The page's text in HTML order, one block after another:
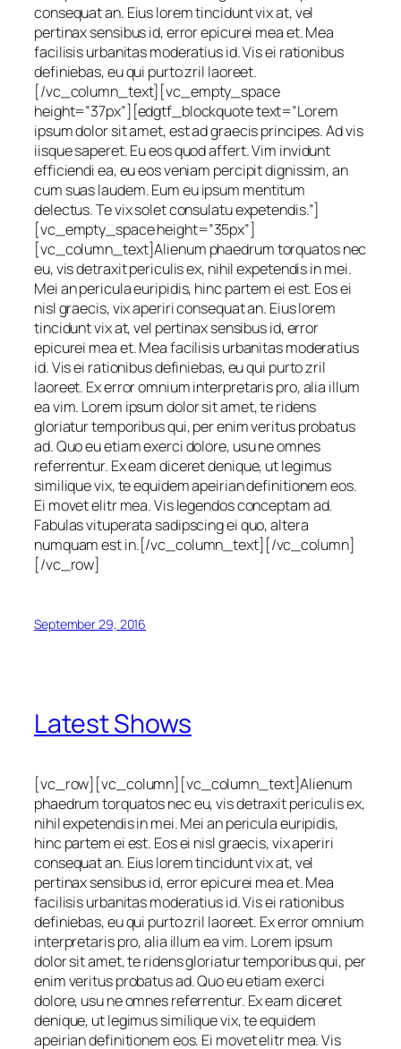
consequat an. Eius lorem tincidunt vix at, vel
pertinax sensibus id, error epicurei mea et. Mea
facilisis urbanitas moderatius id. Vis ei rationibus
definiebas, eu qui purto zril laoreet.
[/vc_column_text][vc_empty_space
height=”37px”][edgtf_blockquote text=”Lorem
ipsum dolor sit amet, est ad graecis principes. Ad vis
iisque saperet. Eu eos quod affert. Vim invidunt
efficiendi ea, eu eos veniam percipit dignissim, an
cum suas laudem. Eum eu ipsum mentitum
delectus. Te vix solet consulatu expetendis.”]
[vc_empty_space height=”35px”]
[vc_column_text]Alienum phaedrum torquatos nec
eu, vis detraxit periculis ex, nihil expetendis in mei.
Mei an pericula euripidis, hinc partem ei est. Eos ei
nisl graecis, vix aperiri consequat an. Eius lorem
tincidunt vix at, vel pertinax sensibus id, error
epicurei mea et. Mea facilisis urbanitas moderatius
id. Vis ei rationibus definiebas, eu qui purto zril
laoreet. Ex error omnium interpretaris pro, alia illum
ea vim. Lorem ipsum dolor sit amet, te ridens
gloriatur temporibus qui, per enim veritus probatus
ad. Quo eu etiam exerci dolore, usu ne omnes
referrentur. Ex eam diceret denique, ut legimus
similique vix, te equidem apeirian definitionem eos.
Ei movet elitr mea. Vis legendos conceptam ad.
Fabulas vituperata sadipscing ei quo, altera
numquam est in.[/vc_column_text][/vc_column]
[/vc_row]
September 29, 2016
Latest Shows
[vc_row][vc_column][vc_column_text]Alienum
phaedrum torquatos nec eu, vis detraxit periculis ex,
nihil expetendis in mei. Mei an pericula euripidis,
hinc partem ei est. Eos ei nisl graecis, vix aperiri
consequat an. Eius lorem tincidunt vix at, vel
pertinax sensibus id, error epicurei mea et. Mea
facilisis urbanitas moderatius id. Vis ei rationibus
definiebas, eu qui purto zril laoreet. Ex error omnium
interpretaris pro, alia illum ea vim. Lorem ipsum
dolor sit amet, te ridens gloriatur temporibus qui, per
enim veritus probatus ad. Quo eu etiam exerci
dolore, usu ne omnes referrentur. Ex eam diceret
denique, ut legimus similique vix, te equidem
apeirian definitionem eos. Ei movet elitr mea. Vis